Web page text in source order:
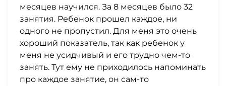
месяцев научился. За 8 месяцев было 32
занятия. Ребенок прошел каждое, ни
одного не пропустил. Для меня это очень
хороший показатель, так как ребенок у
меня не усидчивый и его трудно чем-то
занять. Тут ему не приходилось напоминать
про каждое занятие, он сам-то